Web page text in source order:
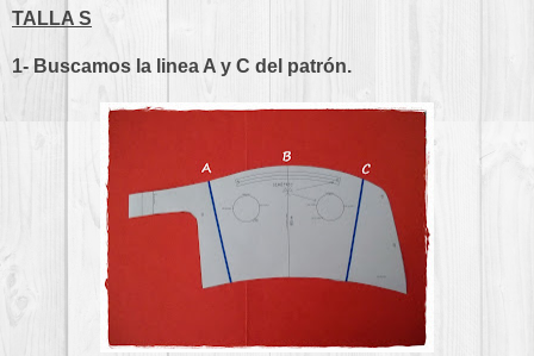
TALLA S
1- Buscamos la linea A y C del patrón.